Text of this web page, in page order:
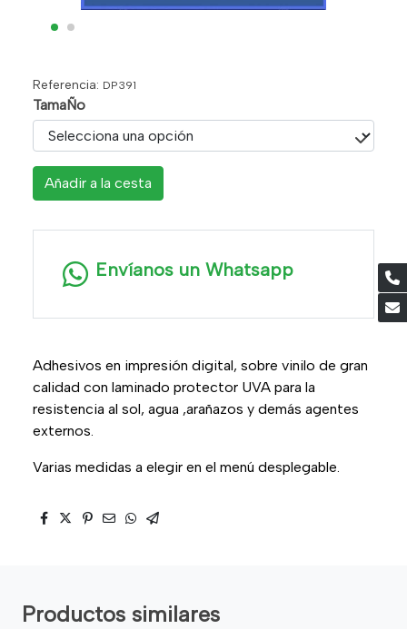
Referencia: DP391
TamaÑo
Añadir a la cesta
Envíanos un Whatsapp
Adhesivos en impresión digital, sobre vinilo de gran
calidad con laminado protector UVA para la
resistencia al sol, agua ,arañazos y demás agentes
externos.
Varias medidas a elegir en el menú desplegable.
Productos similares